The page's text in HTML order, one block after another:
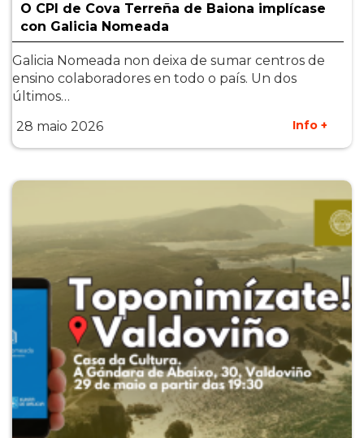
O CPI de Cova Terreña de Baiona implícase
con Galicia Nomeada
Galicia Nomeada non deixa de sumar centros de
ensino colaboradores en todo o país. Un dos
últimos…
28 maio 2026
Info +